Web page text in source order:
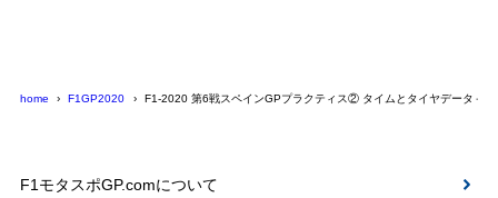
home F1GP2020 F1-2020 第6戦スペインGPプラクティス② タイムとタイヤデータ＋
F1モタスポGP.comについて